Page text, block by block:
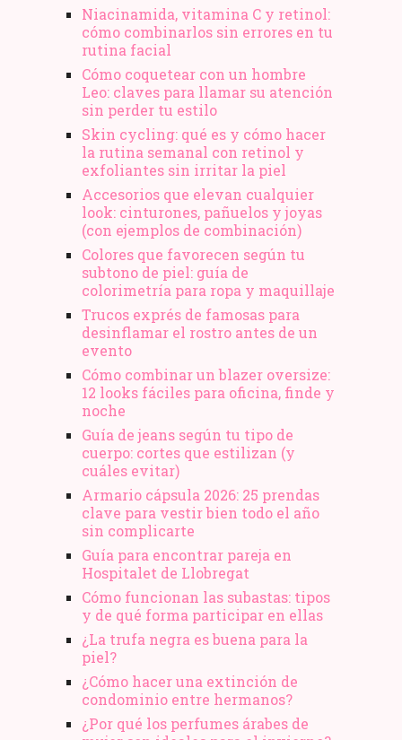
Niacinamida, vitamina C y retinol:
cómo combinarlos sin errores en tu
rutina facial
Cómo coquetear con un hombre
Leo: claves para llamar su atención
sin perder tu estilo
Skin cycling: qué es y cómo hacer
la rutina semanal con retinol y
exfoliantes sin irritar la piel
Accesorios que elevan cualquier
look: cinturones, pañuelos y joyas
(con ejemplos de combinación)
Colores que favorecen según tu
subtono de piel: guía de
colorimetría para ropa y maquillaje
Trucos exprés de famosas para
desinflamar el rostro antes de un
evento
Cómo combinar un blazer oversize:
12 looks fáciles para oficina, finde y
noche
Guía de jeans según tu tipo de
cuerpo: cortes que estilizan (y
cuáles evitar)
Armario cápsula 2026: 25 prendas
clave para vestir bien todo el año
sin complicarte
Guía para encontrar pareja en
Hospitalet de Llobregat
Cómo funcionan las subastas: tipos
y de qué forma participar en ellas
¿La trufa negra es buena para la
piel?
¿Cómo hacer una extinción de
condominio entre hermanos?
¿Por qué los perfumes árabes de